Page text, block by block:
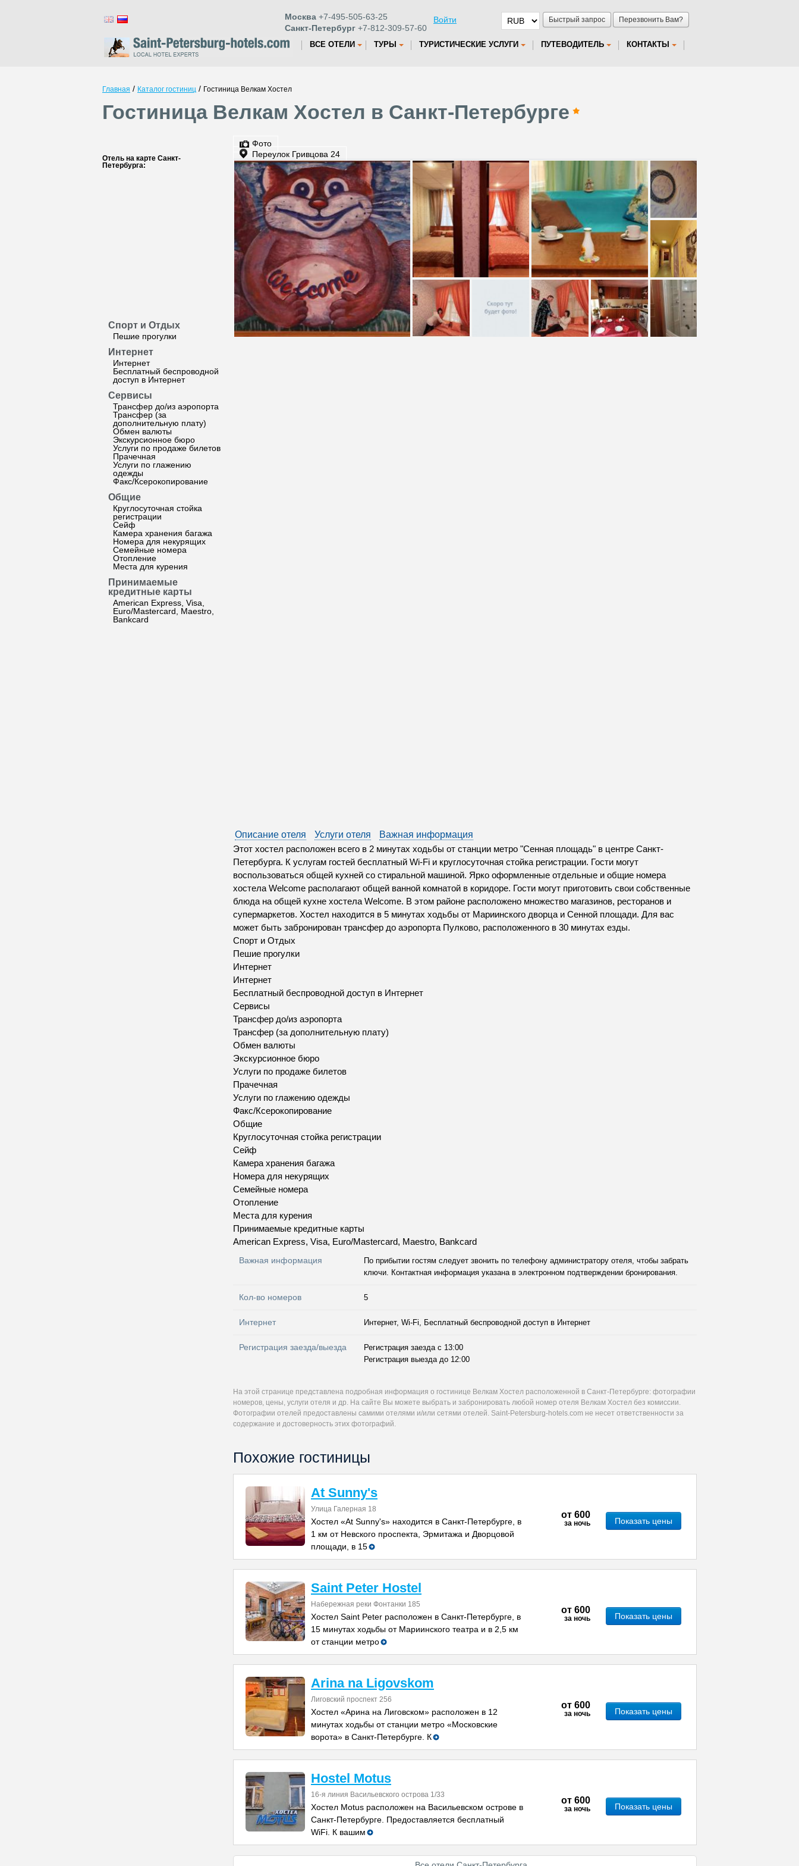
Быстрый запрос Перезвонить Вам?
Москва +7-495-505-63-25
Санкт-Петербург +7-812-309-57-60
Войти
ВСЕ ОТЕЛИ ТУРЫ ТУРИСТИЧЕСКИЕ УСЛУГИ ПУТЕВОДИТЕЛЬ КОНТАКТЫ
Главная / Каталог гостиниц / Гостиница Велкам Хостел
Гостиница Велкам Хостел в Санкт-Петербурге
Отель на карте Санкт-
Петербурга:
Спорт и Отдых
Пешие прогулки
Интернет
Интернет
Бесплатный беспроводной
доступ в Интернет
Сервисы
Трансфер до/из аэропорта
Трансфер (за
дополнительную плату)
Обмен валюты
Экскурсионное бюро
Услуги по продаже билетов
Прачечная
Услуги по глажению
одежды
Факс/Ксерокопирование
Общие
Круглосуточная стойка
регистрации
Сейф
Камера хранения багажа
Номера для некурящих
Семейные номера
Отопление
Места для курения
Принимаемые
кредитные карты
American Express, Visa,
Euro/Mastercard, Maestro,
Bankcard
Фото
Переулок Гривцова 24
Описание отеля Услуги отеля
Важная информация
Этот хостел расположен всего в 2 минутах ходьбы от станции метро "Сенная площадь" в центре Санкт-
Петербурга. К услугам гостей бесплатный Wi-Fi и круглосуточная стойка регистрации. Гости могут
воспользоваться общей кухней со стиральной машиной. Ярко оформленные отдельные и общие номера
хостела Welcome располагают общей ванной комнатой в коридоре. Гости могут приготовить свои собственные
блюда на общей кухне хостела Welcome. В этом районе расположено множество магазинов, ресторанов и
супермаркетов. Хостел находится в 5 минутах ходьбы от Мариинского дворца и Сенной площади. Для вас
может быть забронирован трансфер до аэропорта Пулково, расположенного в 30 минутах езды.
Спорт и Отдых
Пешие прогулки
Интернет
Интернет
Бесплатный беспроводной доступ в Интернет
Сервисы
Трансфер до/из аэропорта
Трансфер (за дополнительную плату)
Обмен валюты
Экскурсионное бюро
Услуги по продаже билетов
Прачечная
Услуги по глажению одежды
Факс/Ксерокопирование
Общие
Круглосуточная стойка регистрации
Сейф
Камера хранения багажа
Номера для некурящих
Семейные номера
Отопление
Места для курения
Принимаемые кредитные карты
American Express, Visa, Euro/Mastercard, Maestro, Bankcard
Важная информация
По прибытии гостям следует звонить по телефону администратору отеля, чтобы забрать
ключи. Контактная информация указана в электронном подтверждении бронирования.
Кол-во номеров 5
Интернет Интернет, Wi-Fi, Бесплатный беспроводной доступ в Интернет
Регистрация заезда/выезда
Регистрация заезда с 13:00
Регистрация выезда до 12:00
На этой странице представлена подробная информация о гостинице Велкам Хостел расположенной в Санкт-Петербурге: фотографии
номеров, цены, услуги отеля и др. На сайте Вы можете выбрать и забронировать любой номер отеля Велкам Хостел без комиссии.
Фотографии отелей предоставлены самими отелями и/или сетями отелей. Saint-Petersburg-hotels.com не несет ответственности за
содержание и достоверность этих фотографий.
Похожие гостиницы
At Sunny's
Улица Галерная 18
Хостел «At Sunny's» находится в Санкт-Петербурге, в
1 км от Невского проспекта, Эрмитажа и Дворцовой
площади, в 15
от 600
за ночь Показать цены
Saint Peter Hostel
Набережная реки Фонтанки 185
Хостел Saint Peter расположен в Санкт-Петербурге, в
15 минутах ходьбы от Мариинского театра и в 2,5 км
от станции метро
от 600
за ночь Показать цены
Arina na Ligovskom
Лиговский проспект 256
Хостел «Арина на Лиговском» расположен в 12
минутах ходьбы от станции метро «Московские
ворота» в Санкт-Петербурге. К
от 600
за ночь Показать цены
Hostel Motus
16-я линия Васильевского острова 1/33
Хостел Motus расположен на Васильевском острове в
Санкт-Петербурге. Предоставляется бесплатный
WiFi. К вашим
от 600
за ночь Показать цены